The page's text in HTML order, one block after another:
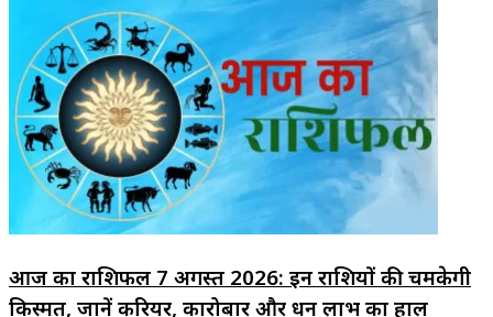
आज का राशिफल 7 अगस्त 2026: इन राशियों की चमकेगी
किस्मत, जानें करियर, कारोबार और धन लाभ का हाल